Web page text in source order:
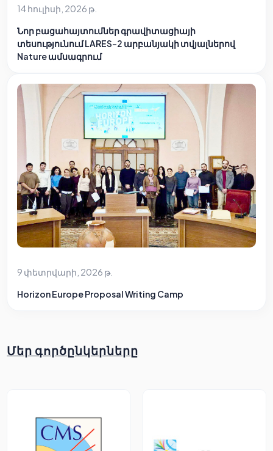
14 հուլիսի, 2026 թ.
Նոր բացահայտումներ գրավիտացիայի
տեսությունում LARES-2 արբանյակի տվյալներով
Nature ամսագրում
9 փետրվարի, 2026 թ.
Horizon Europe Proposal Writing Camp
Մեր գործընկերները